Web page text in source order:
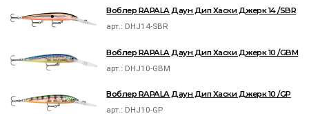
Воблер RAPALA Даун Дип Хаски Джерк 14 /SBR
арт.: DHJ14-SBR
Воблер RAPALA Даун Дип Хаски Джерк 10 /GBM
арт.: DHJ10-GBM
Воблер RAPALA Даун Дип Хаски Джерк 10 /GP
арт.: DHJ10-GP